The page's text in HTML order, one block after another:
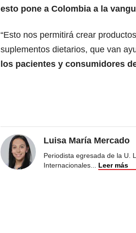
esto pone a Colombia a la
“Esto nos permitirá crear
suplementos dietarios, que van
los pacientes y consumidores
Luisa María Mercado
Periodista egresada de la U.
Internacionales... Leer más